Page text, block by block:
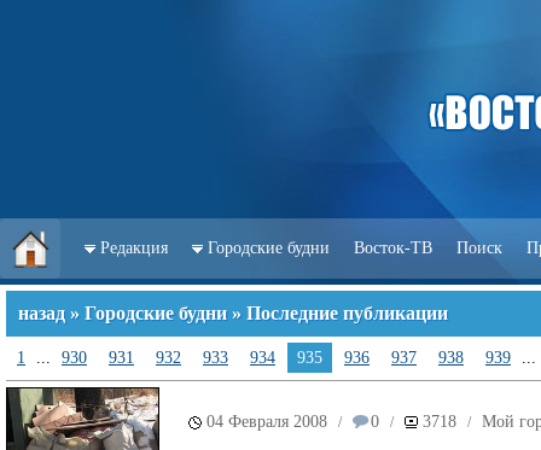
Редакция Городские будни Восток-ТВ Поиск
назад » Городские будни » Последние публикации
1 ... 930 931 932 933 934 935 936 937 938 939 ...
04 Февраля 2008 / 0 / 3718 / Мой